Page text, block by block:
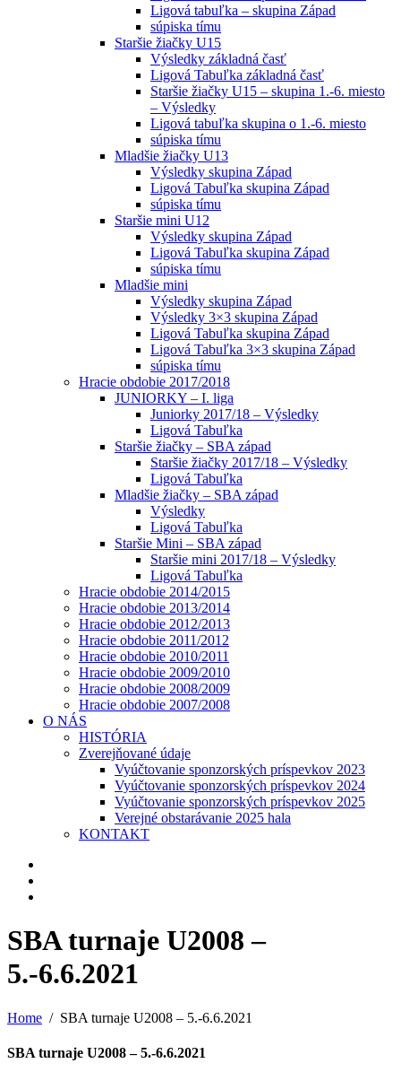
Ligová tabuľka – skupina Západ
súpiska tímu
Staršie žiačky U15
Výsledky základná časť
Ligová Tabuľka základná časť
Staršie žiačky U15 – skupina 1.-6. miesto
– Výsledky
Ligová tabuľka skupina o 1.-6. miesto
súpiska tímu
Mladšie žiačky U13
Výsledky skupina Západ
Ligová Tabuľka skupina Západ
súpiska tímu
Staršie mini U12
Výsledky skupina Západ
Ligová Tabuľka skupina Západ
súpiska tímu
Mladšie mini
Výsledky skupina Západ
Výsledky 3×3 skupina Západ
Ligová Tabuľka skupina Západ
Ligová Tabuľka 3×3 skupina Západ
súpiska tímu
Hracie obdobie 2017/2018
JUNIORKY – I. liga
Juniorky 2017/18 – Výsledky
Ligová Tabuľka
Staršie žiačky – SBA západ
Staršie žiačky 2017/18 – Výsledky
Ligová Tabuľka
Mladšie žiačky – SBA západ
Výsledky
Ligová Tabuľka
Staršie Mini – SBA západ
Staršie mini 2017/18 – Výsledky
Ligová Tabuľka
Hracie obdobie 2014/2015
Hracie obdobie 2013/2014
Hracie obdobie 2012/2013
Hracie obdobie 2011/2012
Hracie obdobie 2010/2011
Hracie obdobie 2009/2010
Hracie obdobie 2008/2009
Hracie obdobie 2007/2008
O NÁS
HISTÓRIA
Zverejňované údaje
Vyúčtovanie sponzorských príspevkov 2023
Vyúčtovanie sponzorských príspevkov 2024
Vyúčtovanie sponzorských príspevkov 2025
Verejné obstarávanie 2025 hala
KONTAKT
SBA turnaje U2008 –
5.-6.6.2021
Home SBA turnaje U2008 – 5.-6.6.2021
SBA turnaje U2008 – 5.-6.6.2021